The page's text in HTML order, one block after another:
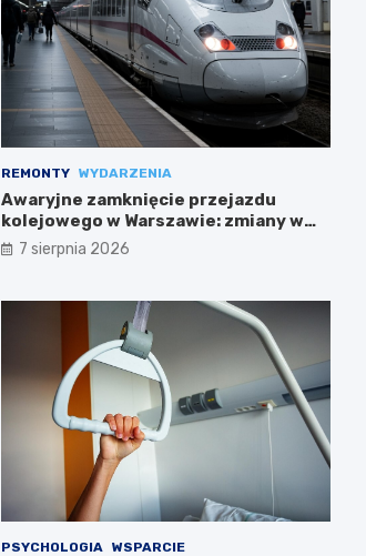
REMONTY WYDARZENIA
Awaryjne zamknięcie przejazdu
kolejowego w Warszawie: zmiany w
trasach mieszkańców
7 sierpnia 2026
PSYCHOLOGIA WSPARCIE